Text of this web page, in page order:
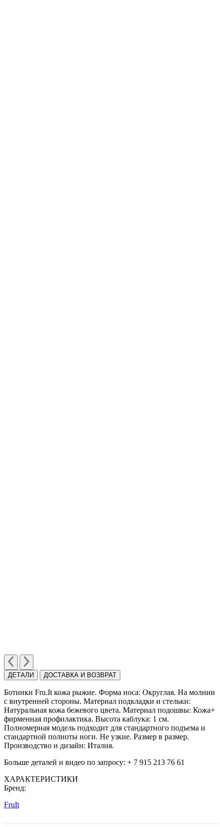
ДЕТАЛИ ДОСТАВКА И ВОЗВРАТ
Ботинки Fru.It кожа рыжие. Форма носа: Округлая. На молнии
с внутренней стороны. Материал подкладки и стельки:
Натуральная кожа бежевого цвета. Материал подошвы: Кожа+
фирменная профилактика. Высота каблука: 1 см.
Полномерная модель подходит для стандартного подъема и
стандартной полноты ноги. Не узкие. Размер в размер.
Производство и дизайн: Италия.
Больше деталей и видео по запросу: + 7 915 213 76 61
ХАРАКТЕРИСТИКИ
Бренд:
FruIt